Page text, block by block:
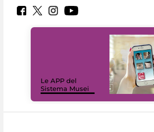
Le APP del
Sistema Musei